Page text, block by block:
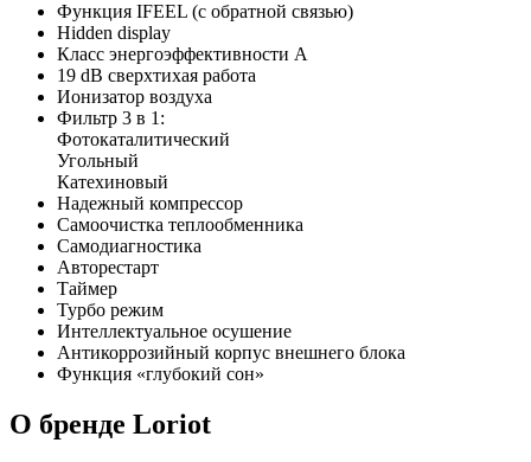
Функция IFEEL (с обратной связью)
Hidden display
Класс энергоэффективности А
19 dB cверхтихая работа
Ионизатор воздуха
Фильтр 3 в 1:
Фотокаталитический
Угольный
Катехиновый
Надежный компрессор
Самоочистка теплообменника
Самодиагностика
Авторестарт
Таймер
Турбо режим
Интеллектуальное осушение
Антикоррозийный корпус внешнего блока
Функция «глубокий сон»
О бренде Loriot